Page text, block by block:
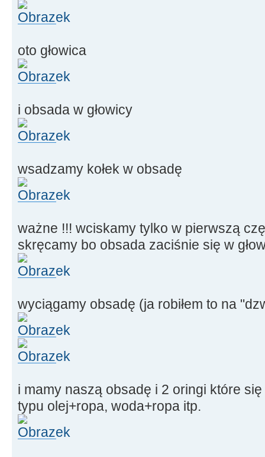
oto głowica
i obsada w głowicy
wsadzamy kołek w obsadę
ważne !!! wciskamy tylko w pierwszą
skręcamy bo obsada zaciśnie się w
wyciągamy obsadę (ja robiłem to na
i mamy naszą obsadę i 2 oringi które
typu olej+ropa, woda+ropa itp.